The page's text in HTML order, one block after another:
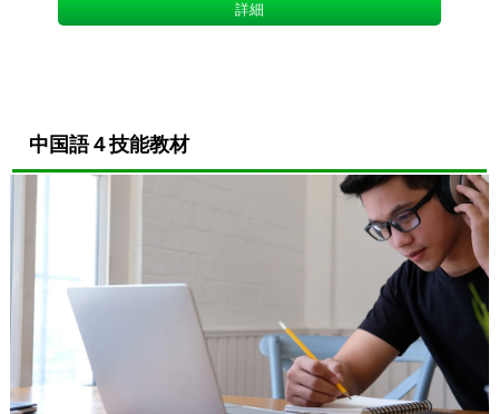
詳細
中国語４技能教材